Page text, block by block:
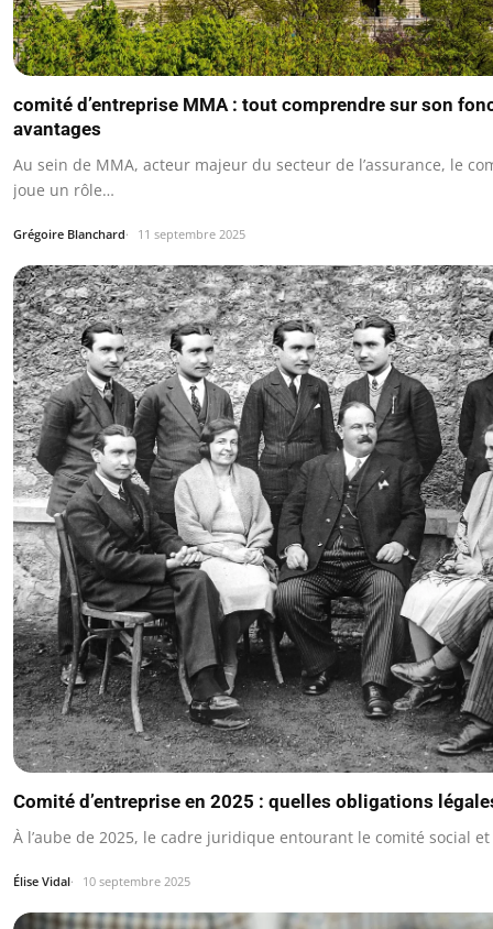
comité d’entreprise MMA : tout comprendre sur son
avantages
Au sein de MMA, acteur majeur du secteur de l’assurance, le
joue un rôle…
Grégoire Blanchard 11 septembre 2025
Comité d’entreprise en 2025 : quelles obligations
À l’aube de 2025, le cadre juridique entourant le comité social et
Élise Vidal 10 septembre 2025